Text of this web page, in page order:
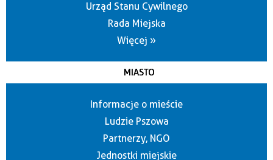
Urząd Stanu Cywilnego
Rada Miejska
Więcej »
MIASTO
Informacje o mieście
Ludzie Pszowa
Partnerzy, NGO
Jednostki miejskie